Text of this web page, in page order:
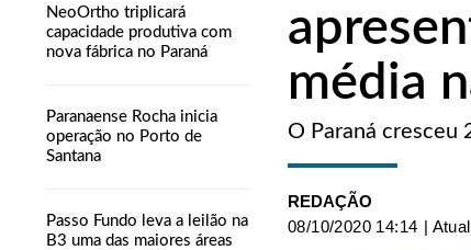
NeoOrtho triplicará
capacidade produtiva com
nova fábrica no Paraná
Paranaense Rocha inicia
operação no Porto de
Santana
Passo Fundo leva a leilão na
B3 uma das maiores áreas
média
O Paraná cresceu
REDAÇÃO
08/10/2020 14:14 |